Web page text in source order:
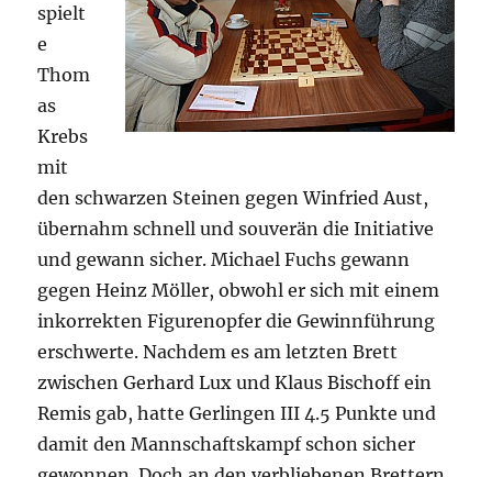
spielt
e
Thom
as
Krebs
mit
den schwarzen Steinen gegen Winfried Aust,
übernahm schnell und souverän die Initiative
und gewann sicher. Michael Fuchs gewann
gegen Heinz Möller, obwohl er sich mit einem
inkorrekten Figurenopfer die Gewinnführung
erschwerte. Nachdem es am letzten Brett
zwischen Gerhard Lux und Klaus Bischoff ein
Remis gab, hatte Gerlingen III 4.5 Punkte und
damit den Mannschaftskampf schon sicher